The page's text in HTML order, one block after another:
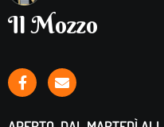
Il Mozzo